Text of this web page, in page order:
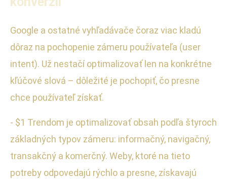
Google a ostatné vyhľadávače čoraz viac kladú
dôraz na pochopenie zámeru používateľa (user
intent). Už nestačí optimalizovať len na konkrétne
kľúčové slová – dôležité je pochopiť, čo presne
chce používateľ získať.
- $1 Trendom je optimalizovať obsah podľa štyroch
základných typov zámeru: informačný, navigačný,
transakčný a komerčný. Weby, ktoré na tieto
potreby odpovedajú rýchlo a presne, získavajú